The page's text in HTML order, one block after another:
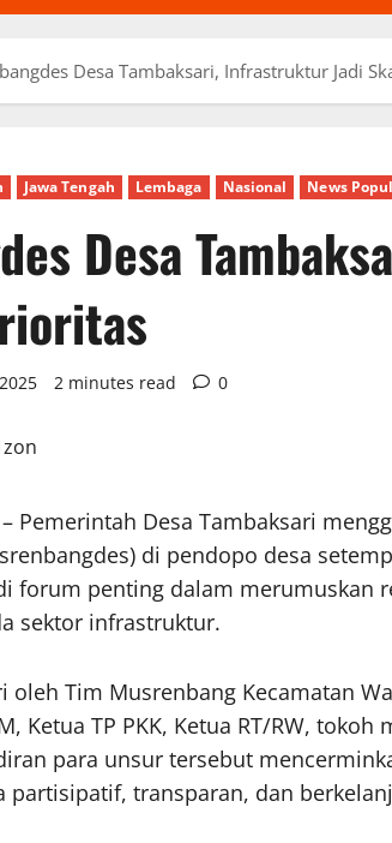
Desa Tambaksari, Infrastruktur Jadi
Jawa Tengah Lembaga Nasional News
Desa
2 minutes read 0
Pemerintah Desa Tambaksari
di pendopo desa
forum penting dalam merumuskan
sektor infrastruktur.
Tim Musrenbang Kecamatan
Ketua TP PKK, Ketua RT/RW,
para unsur tersebut
partisipatif, transparan, dan